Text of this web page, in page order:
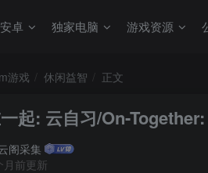
卓 独家电脑 游戏资源
游戏 休闲益智 正文
起: 云自习/On-
阁采集
月前更新